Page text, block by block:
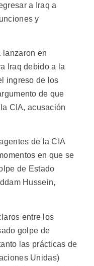
a Iraq a
y
lanzaron en
Iraq debido a la
ingreso de los
de que
CIA, acusación
de la CIA
en que se
de Estado
Hussein,
entre los
golpe de
las prácticas de
Unidas)